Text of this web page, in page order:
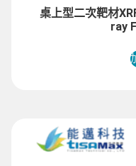
桌上型二次靶材
ray